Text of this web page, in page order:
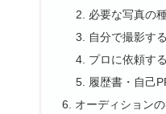
必要な写真の
自分で撮影す
プロに依頼す
履歴書・自己
オーディション